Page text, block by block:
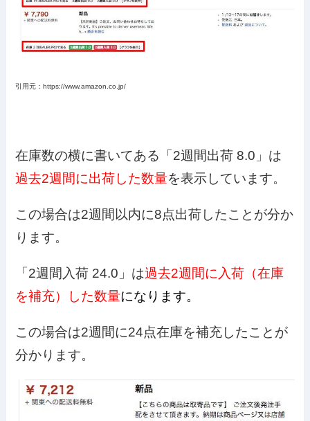
引用元：https://www.amazon.co.jp/
在庫数の横に書いてある「2週間出荷 8.0」は
過去2週間に出荷した数量を表示しています。
この場合は2週間以内に8点出荷したことが分か
ります。
「2週間入荷 24.0」は過去2週間に入荷（在庫
を補充）した数量になります。
この場合は2週間に24点在庫を補充したことが
分かります。